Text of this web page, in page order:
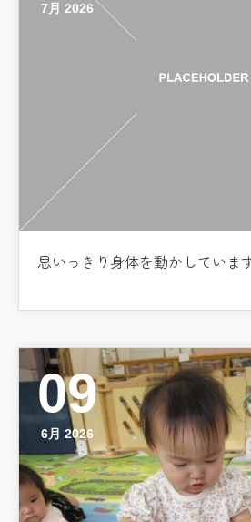
7月 2026
思いっきり身体を動かしていま
09
6月 2026